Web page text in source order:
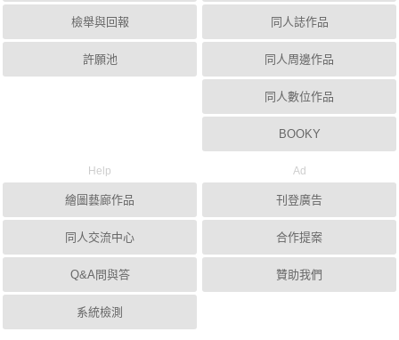
檢舉與回報
許願池
同人誌作品
同人周邊作品
同人數位作品
BOOKY
Help
繪圖藝廊作品
同人交流中心
Q&A問與答
系統檢測
Ad
刊登廣告
合作提案
贊助我們